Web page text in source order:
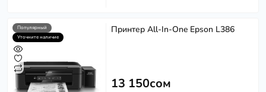
Популярный
Уточните наличие
Принтер All-In-One Epson L386
13 150сом